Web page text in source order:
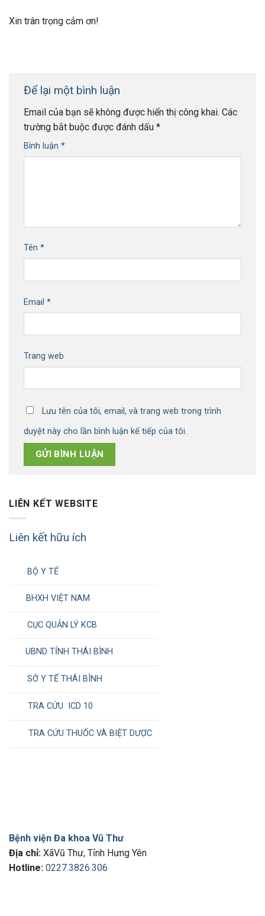
Xin trân trọng cảm ơn!
Để lại một bình luận
Email của bạn sẽ không được hiển thị công khai. Các
trường bắt buộc được đánh dấu *
Bình luận *
Tên *
Email *
Trang web
Lưu tên của tôi, email, và trang web trong trình
duyệt này cho lần bình luận kế tiếp của tôi.
LIÊN KẾT WEBSITE
Liên kết hữu ích
BỘ Y TẾ
BHXH VIỆT NAM
CỤC QUẢN LÝ KCB
UBND TỈNH THÁI BÌNH
SỞ Y TẾ THÁI BÌNH
TRA CỨU ICD 10
TRA CỨU THUỐC VÀ BIỆT DƯỢC
Bệnh viện Đa khoa Vũ Thư
Địa chỉ: XãVũ Thư, Tỉnh Hưng Yên
Hotline: 0227.3826.306